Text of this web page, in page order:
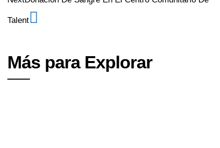
Talent
Más para Explorar